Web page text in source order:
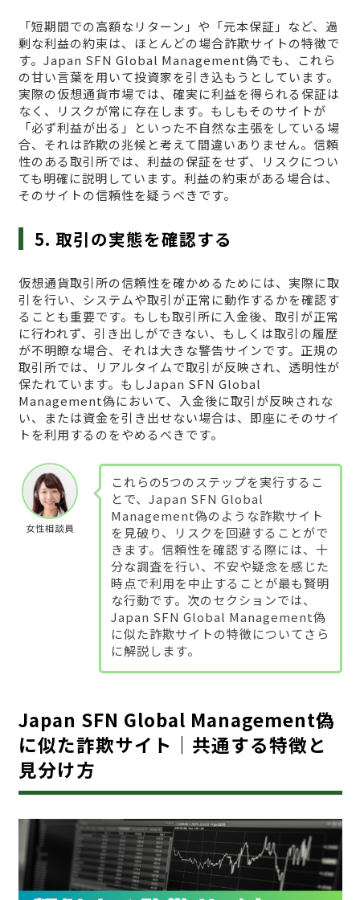
「短期間での高額なリターン」や「元本保証」など、過
剰な利益の約束は、ほとんどの場合詐欺サイトの特徴で
す。Japan SFN Global Management偽でも、これら
の甘い言葉を用いて投資家を引き込もうとしています。
実際の仮想通貨市場では、確実に利益を得られる保証は
なく、リスクが常に存在します。もしもそのサイトが
「必ず利益が出る」といった不自然な主張をしている場
合、それは詐欺の兆候と考えて間違いありません。信頼
性のある取引所では、利益の保証をせず、リスクについ
ても明確に説明しています。利益の約束がある場合は、
そのサイトの信頼性を疑うべきです。
5. 取引の実態を確認する
仮想通貨取引所の信頼性を確かめるためには、実際に取
引を行い、システムや取引が正常に動作するかを確認す
ることも重要です。もしも取引所に入金後、取引が正常
に行われず、引き出しができない、もしくは取引の履歴
が不明瞭な場合、それは大きな警告サインです。正規の
取引所では、リアルタイムで取引が反映され、透明性が
保たれています。もしJapan SFN Global
Management偽において、入金後に取引が反映されな
い、または資金を引き出せない場合は、即座にそのサイ
トを利用するのをやめるべきです。
女性相談員
これらの5つのステップを実行するこ
とで、Japan SFN Global
Management偽のような詐欺サイト
を見破り、リスクを回避することがで
きます。信頼性を確認する際には、十
分な調査を行い、不安や疑念を感じた
時点で利用を中止することが最も賢明
な行動です。次のセクションでは、
Japan SFN Global Management偽
に似た詐欺サイトの特徴についてさら
に解説します。
Japan SFN Global Management偽
に似た詐欺サイト｜共通する特徴と
見分け方